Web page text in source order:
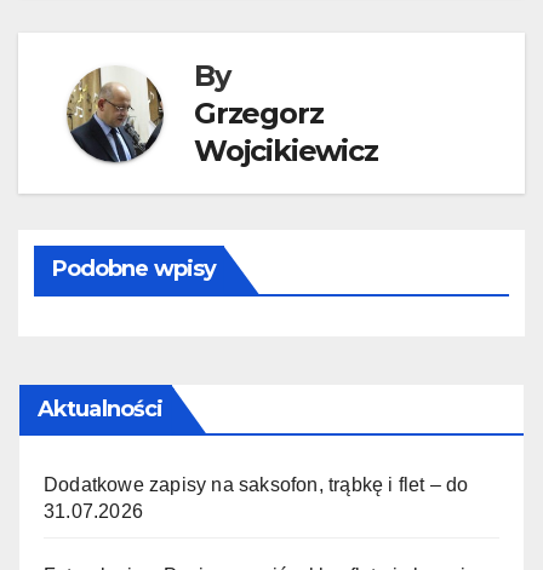
By
Grzegorz
Wojcikiewicz
Podobne wpisy
Aktualności
Dodatkowe zapisy na saksofon, trąbkę i flet – do
31.07.2026